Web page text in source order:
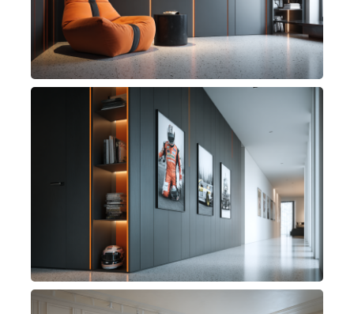
verticali in bassorilievo diventano un segno
progettuale distintivo, in grado di modulare la
percezione dello spazio e di creare continuità
visiva lungo le superfici.
Il sistema si sviluppa come un cladding
modulare che può essere abbinato a porte
battenti a scomparsa e a moduli armadio
integrati, generando soluzioni di contenimento
perfettamente allineate al rivestimento.
L’integrazione di inserti metallici o di luce LED
accentua il carattere contemporaneo della
collezione, offrendo possibilità compositive
personalizzabili per contesti residenziali e